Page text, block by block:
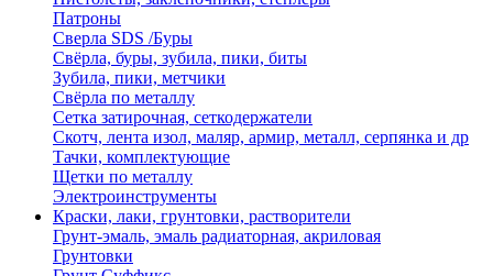
Патроны
Сверла SDS /Буры
Свёрла, буры, зубила, пики, биты
Зубила, пики, метчики
Свёрла по металлу
Сетка затирочная, сеткодержатели
Скотч, лента изол, маляр, армир, металл, серпянка и др
Тачки, комплектующие
Щетки по металлу
Электроинструменты
Краски, лаки, грунтовки, растворители
Грунт-эмаль, эмаль радиаторная, акриловая
Грунтовки